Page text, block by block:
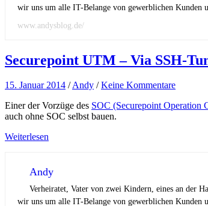
wir uns um alle IT-Belange von gewerblichen Kunden
www.andysblog.de/
Securepoint UTM – Via SSH-
15. Januar 2014 /Andy /Keine Kommentare
Einer der Vorzüge des SOC (Securepoint Operation
auch ohne SOC selbst bauen.
Weiterlesen
Andy
Verheiratet, Vater von zwei Kindern, eines an der
wir uns um alle IT-Belange von gewerblichen Kunden